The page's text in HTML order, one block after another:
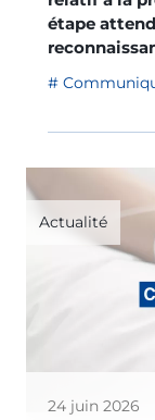
étape
Actualité
24 juin 2026